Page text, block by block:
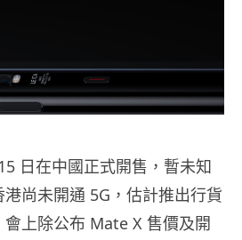
日在中國正式開售，暫未知
尚未開通 5G，估計推出行貨
上除公布 Mate X 售價及開